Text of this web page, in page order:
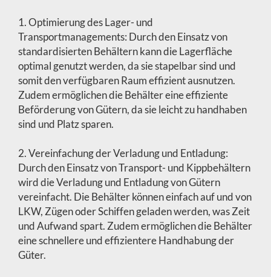
1. Optimierung des Lager- und
Transportmanagements: Durch den Einsatz von
standardisierten Behältern kann die Lagerfläche
optimal genutzt werden, da sie stapelbar sind und
somit den verfügbaren Raum effizient ausnutzen.
Zudem ermöglichen die Behälter eine effiziente
Beförderung von Gütern, da sie leicht zu handhaben
sind und Platz sparen.
2. Vereinfachung der Verladung und Entladung:
Durch den Einsatz von Transport- und Kippbehältern
wird die Verladung und Entladung von Gütern
vereinfacht. Die Behälter können einfach auf und von
LKW, Zügen oder Schiffen geladen werden, was Zeit
und Aufwand spart. Zudem ermöglichen die Behälter
eine schnellere und effizientere Handhabung der
Güter.